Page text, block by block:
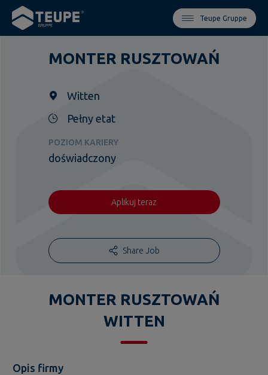
Teupe Gruppe
MONTER RUSZTOWAŃ
Witten
Pełny etat
POZIOM KARIERY
doświadczony
Aplikuj teraz
Share Job
MONTER RUSZTOWAŃ
WITTEN
Opis firmy